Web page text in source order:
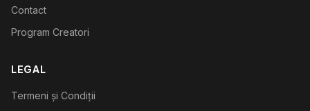
Contact
Program Creatori
LEGAL
Termeni și Condiții